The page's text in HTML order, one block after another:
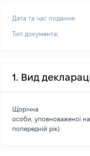
Дата та час подання:
Тип документа:
1. Вид
Щорічна
особи, уповноваженої
попередній рік)